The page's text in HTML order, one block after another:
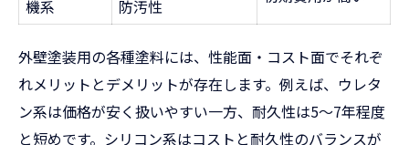
機系
防汚性
外壁塗装用の各種塗料には、性能面・コスト面でそれぞ
れメリットとデメリットが存在します。例えば、ウレタ
ン系は価格が安く扱いやすい一方、耐久性は5〜7年程度
と短めです。シリコン系はコストと耐久性のバランスが